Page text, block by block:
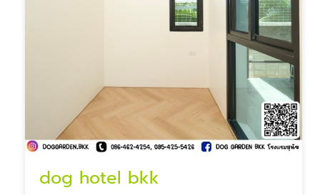
dog hotel bkk